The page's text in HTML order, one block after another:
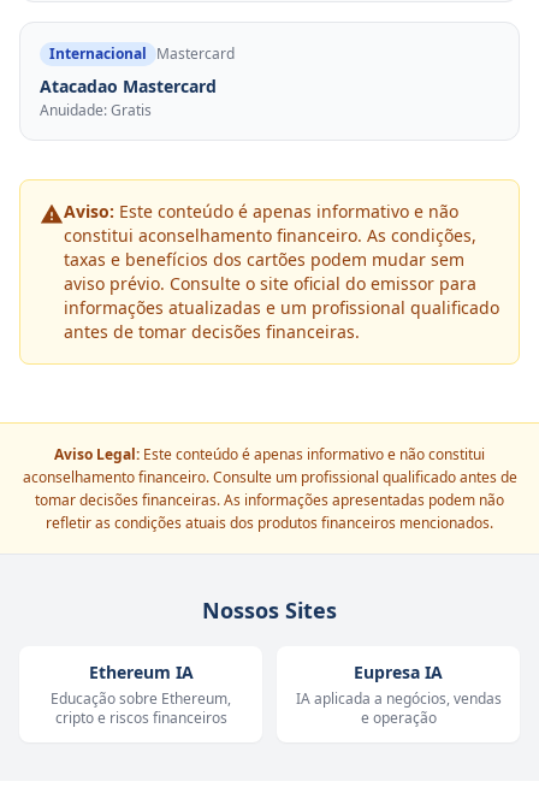
Internacional Mastercard
Atacadao Mastercard
Anuidade: Gratis
Aviso: Este conteúdo é apenas informativo e não
constitui aconselhamento financeiro. As condições,
taxas e benefícios dos cartões podem mudar sem
aviso prévio. Consulte o site oficial do emissor para
informações atualizadas e um profissional qualificado
antes de tomar decisões financeiras.
Aviso Legal: Este conteúdo é apenas informativo e não constitui
aconselhamento financeiro. Consulte um profissional qualificado antes de
tomar decisões financeiras. As informações apresentadas podem não
refletir as condições atuais dos produtos financeiros mencionados.
Nossos Sites
Ethereum IA
Educação sobre Ethereum,
cripto e riscos financeiros
Eupresa IA
IA aplicada a negócios, vendas
e operação